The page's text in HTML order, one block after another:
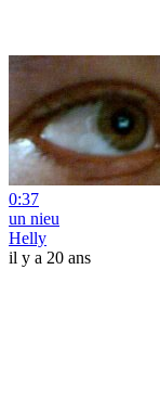
0:37
un nieu
Helly
il y a 20 ans